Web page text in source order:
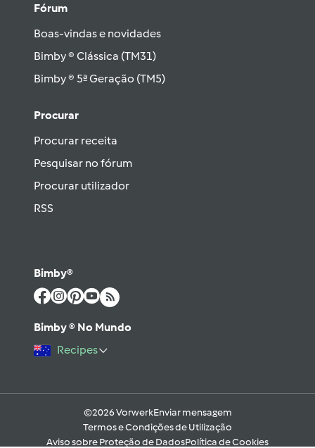
Fórum
Boas-vindas e novidades
Bimby ® Clássica (TM31)
Bimby ® 5ª Geração (TM5)
Procurar
Procurar receita
Pesquisar no fórum
Procurar utilizador
RSS
Bimby®
Bimby ® No Mundo
Recipes
©2026 VorwerkEnviar mensagem
Termos e Condições de Utilização
Aviso sobre Proteção de DadosPolítica de Cookies